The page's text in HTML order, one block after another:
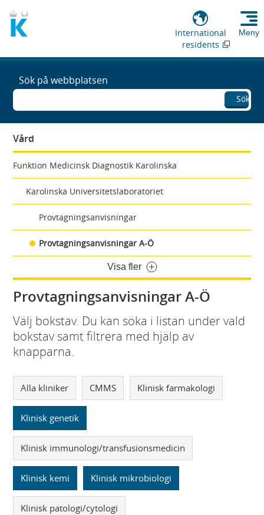
International
residents
Meny
Sök på webbplatsen
Sök
Vård
Funktion Medicinsk Diagnostik Karolinska
Karolinska Universitetslaboratoriet
Provtagningsanvisningar
Provtagningsanvisningar A-Ö
Visa fler
Provtagningsanvisningar A-Ö
Välj bokstav. Du kan söka i listan under vald
bokstav samt filtrera med hjälp av
knapparna.
Alla kliniker CMMS Klinisk farmakologi
Klinisk genetik
Klinisk immunologi/transfusionsmedicin
Klinisk kemi Klinisk mikrobiologi
Klinisk patologi/cytologi